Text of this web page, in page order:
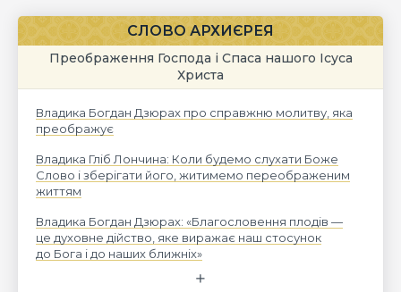
СЛОВО АРХИЄРЕЯ
Преображення Господа і Спаса нашого Ісуса
Христа
Владика Богдан Дзюрах про справжню молитву, яка
преображує
Владика Гліб Лончина: Коли будемо слухати Боже
Слово і зберігати його, житимемо переображеним
життям
Владика Богдан Дзюрах: «Благословення плодів —
це духовне дійство, яке виражає наш стосунок
до Бога і до наших ближніх»